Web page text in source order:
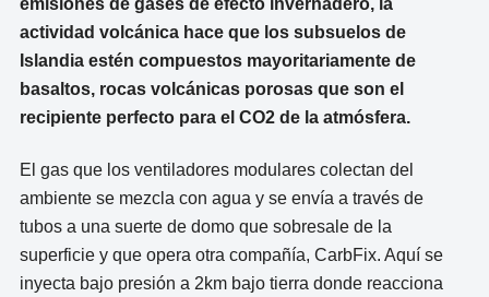
actividad volcánica hace que los subsuelos de
Islandia estén compuestos mayoritariamente de
basaltos, rocas volcánicas porosas que son el
recipiente perfecto para el CO2 de la atmósfera.
El gas que los ventiladores modulares colectan del
ambiente se mezcla con agua y se envía a través de
tubos a una suerte de domo que sobresale de la
superficie y que opera otra compañía, CarbFix. Aquí se
inyecta bajo presión a 2km bajo tierra donde reacciona